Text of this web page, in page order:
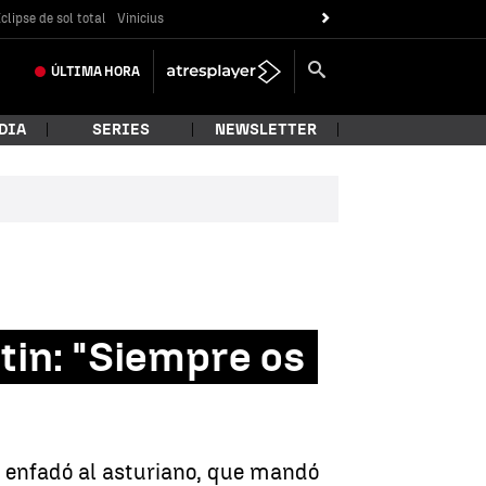
de sol total Vinicius
ÚLTIMA HORA
SERIES NEWSLETTER
"Siempre os
enfadó al asturiano, que mandó